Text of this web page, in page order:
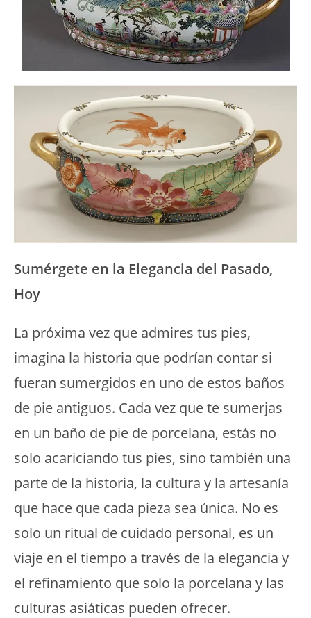
Sumérgete en la Elegancia del Pasado,
Hoy
La próxima vez que admires tus pies,
imagina la historia que podrían contar si
fueran sumergidos en uno de estos baños
de pie antiguos. Cada vez que te sumerjas
en un baño de pie de porcelana, estás no
solo acariciando tus pies, sino también una
parte de la historia, la cultura y la artesanía
que hace que cada pieza sea única. No es
solo un ritual de cuidado personal, es un
viaje en el tiempo a través de la elegancia y
el refinamiento que solo la porcelana y las
culturas asiáticas pueden ofrecer.